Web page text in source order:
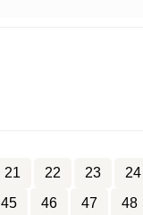
21 22 23 24
45 46 47 48